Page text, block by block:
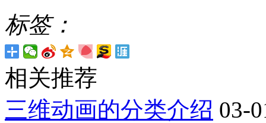
标签：
相关推荐
三维动画的分类介绍 03-